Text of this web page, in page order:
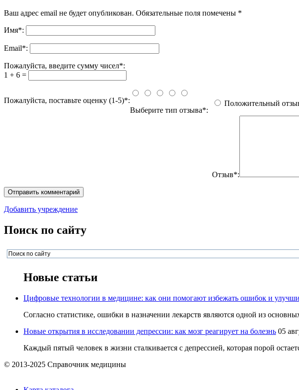
Ваш адрес email не будет опубликован. Обязательные поля помечены *
Имя*:
Email*:
Пожалуйста, введите сумму чисел*:
1 + 6 =
Пожалуйста, поставьте оценку (1-5)*:
Выберите тип отзыва*:
Положительный
Отзыв*:
Добавить учреждение
Поиск по сайту
Новые статьи
Цифровые технологии в медицине: как они помогают избежать ошибок и
Согласно статистике, ошибки в назначении лекарств являются одной из
Новые открытия в исследовании депрессии: как мозг реагирует на болезнь 05
Каждый пятый человек в жизни сталкивается с депрессией, которая порой
© 2013-2025 Справочник медицины